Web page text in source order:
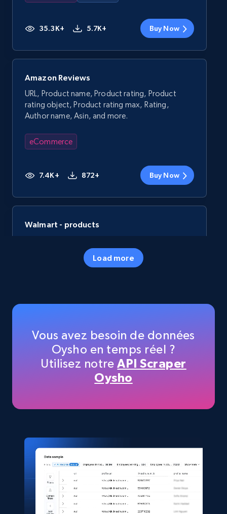
35.3K+ 5.7K+ Buy Now
Amazon Reviews
URL, Product name, Product rating, Product
rating object, Product rating max, Rating,
Author name, Asin, and more.
eCommerce
7.4K+ 872+ Buy Now
Walmart - products
Specifications, Image urls, Top reviews, and
URL, Title, Available, Description, Currency, Initial
5.4K+
Shein- Products
Load more
Vous avez besoin de données
Oysho en temps réel ?
Utilisez notreAPI Scraper
Oysho